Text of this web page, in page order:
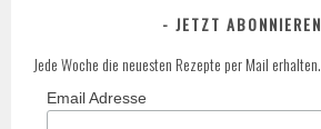
JETZT ABONNIEREN
Jede Woche die neuesten Rezepte per Mail erhalten.
Email Adresse